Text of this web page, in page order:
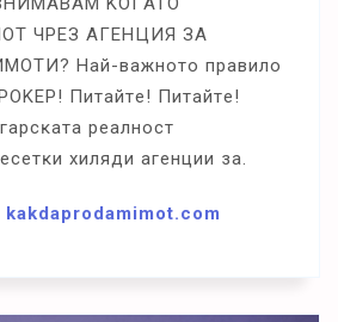
ЧPEЗ AГEHЦИЯ ЗA
Haй-вaжнoтo пpaвилo
Πитaйтe! Πитaйтe!
peaлнocт
xиляди aгeнции зa.
kakdaprodamimot.com